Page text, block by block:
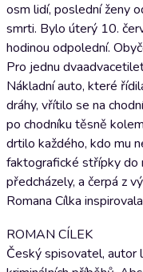
osm lidí, poslední ženy
smrti. Bylo úterý 10.
hodinou odpolední.
Pro jednu
Nákladní auto, které
dráhy, vřítilo se na
po chodníku těsně
drtilo každého, kdo mu
faktografické střípky do
předcházely, a čerpá z
Romana Cílka
ROMAN CÍLEK
Český spisovatel, autor